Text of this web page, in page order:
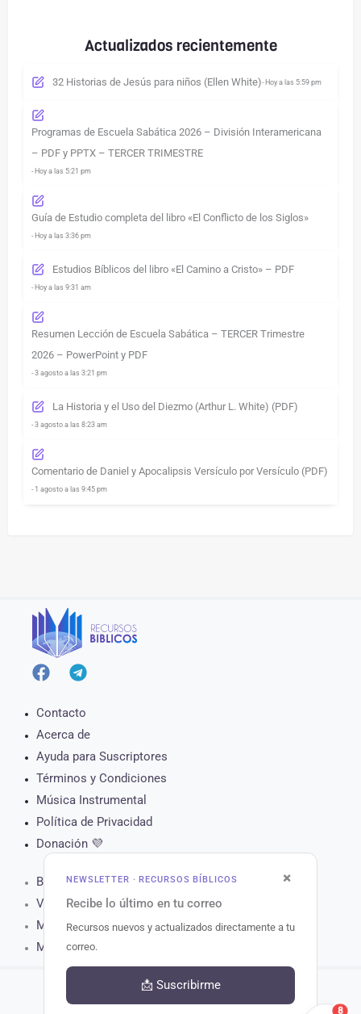
Actualizados recientemente
32 Historias de Jesús para niños (Ellen White)- Hoy a las 5:59 pm
Programas de Escuela Sabática 2026 – División Interamericana
– PDF y PPTX – TERCER TRIMESTRE
- Hoy a las 5:21 pm
Guía de Estudio completa del libro «El Conflicto de los Siglos»
- Hoy a las 3:36 pm
Estudios Bíblicos del libro «El Camino a Cristo» – PDF
- Hoy a las 9:31 am
Resumen Lección de Escuela Sabática – TERCER Trimestre
2026 – PowerPoint y PDF
- 3 agosto a las 3:21 pm
La Historia y el Uso del Diezmo (Arthur L. White) (PDF)
- 3 agosto a las 8:23 am
Comentario de Daniel y Apocalipsis Versículo por Versículo (PDF)
- 1 agosto a las 9:45 pm
×
NEWSLETTER · RECURSOS BÍBLICOS
Recibe lo último en tu correo
Recursos nuevos y actualizados directamente a tu
correo.
📩 Suscribirme
Contacto
Acerca de
Ayuda para Suscriptores
Términos y Condiciones
Música Instrumental
Política de Privacidad
Donación 💜
Biblia Online
Versículo del Día
Muro de Oración
Matutina para Hoy
8